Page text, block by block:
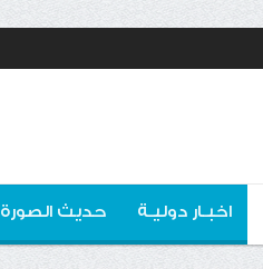
اخبـار دوليـة حديث الصورة